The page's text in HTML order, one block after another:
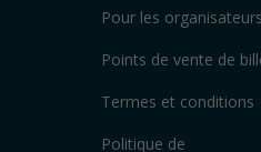
Pour les
Points de vente de
Termes et conditions
Politique de